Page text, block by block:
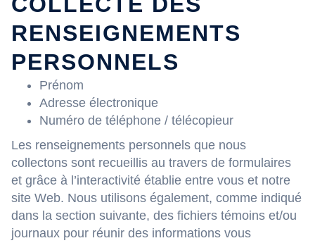
RENSEIGNEMENTS
PERSONNELS
Prénom
Adresse électronique
Numéro de téléphone / télécopieur
Les renseignements personnels que nous
collectons sont recueillis au travers de formulaires
et grâce à l’interactivité établie entre vous et notre
site Web. Nous utilisons également, comme indiqué
dans la section suivante, des fichiers témoins et/ou
journaux pour réunir des informations vous